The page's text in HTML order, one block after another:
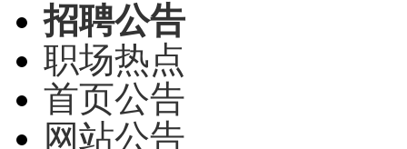
招聘公告
职场热点
首页公告
网站公告